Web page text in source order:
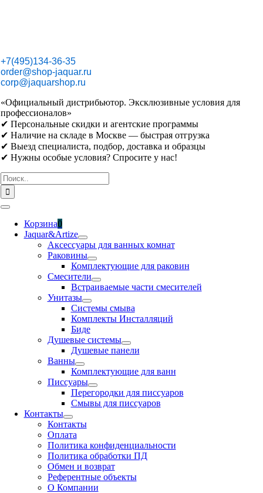
+7(495)134-36-35
order@shop-jaquar.ru
corp@jaquarshop.ru
«Официальный дистрибьютор. Эксклюзивные условия для
профессионалов»
✔ Персональные скидки и агентские программы
✔ Наличие на складе в Москве — быстрая отгрузка
✔ Выезд специалиста, подбор, доставка и образцы
✔ Нужны особые условия? Спросите у нас!
Результат
поиска:
Toggle
NavigationКорзина0
Jaquar&Artize
Аксессуары для ванных комнат
Раковины
Комплектующие для раковин
Смесители
Встраиваемые части смесителей
Унитазы
Системы смыва
Комплекты Инсталляций
Биде
Душевые системы
Душевые панели
Ванны
Комплектующие для ванн
Писсуары
Перегородки для писсуаров
Смывы для писсуаров
Контакты
Контакты
Оплата
Политика конфиденциальности
Политика обработки ПД
Обмен и возврат
Референтные объекты
О Компании